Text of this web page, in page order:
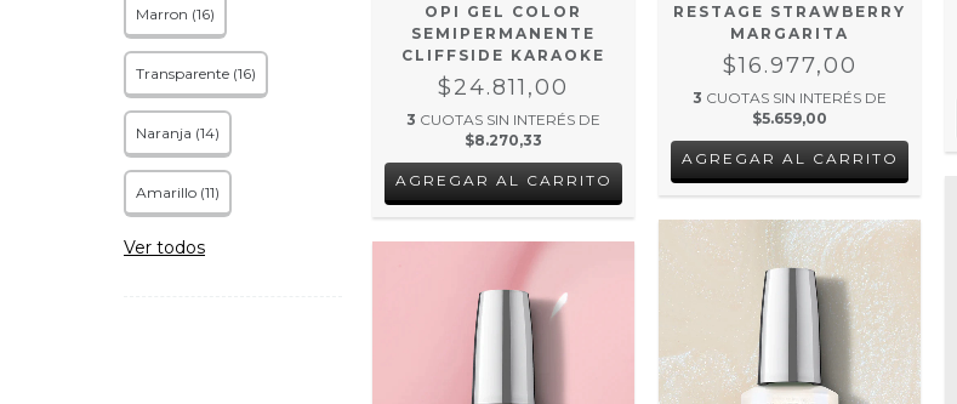
Marron (16)
Transparente (16)
Naranja (14)
Amarillo (11)
Ver todos
OPI GEL COLOR
SEMIPERMANENTE
CLIFFSIDE KARAOKE
$24.811,00
3 CUOTAS SIN INTERÉS DE
$8.270,33
RESTAGE STRAWBERRY
MARGARITA
$16.977,00
3 CUOTAS SIN INTERÉS DE
$5.659,00